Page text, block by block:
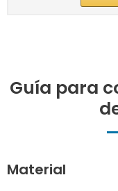
Guía para
Material